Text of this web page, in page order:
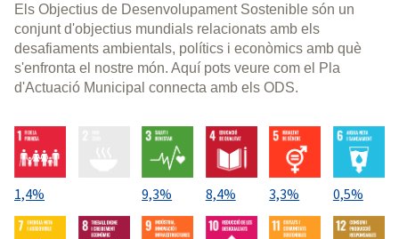
Els Objectius de Desenvolupament Sostenible són un
conjunt d'objectius mundials relacionats amb els
desafiaments ambientals, polítics i econòmics amb què
s'enfronta el nostre món. Aquí pots veure com el Pla
d'Actuació Municipal connecta amb els ODS.
1,4% 9,3% 8,4% 3,3% 0,5%